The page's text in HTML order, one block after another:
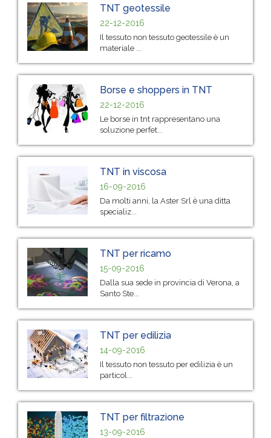
TNT geotessile
22-12-2016
Il tessuto non tessuto geotessile è un
materiale ...
Borse e shoppers in TNT
22-12-2016
Le borse in tnt rappresentano una
soluzione perfet...
TNT in viscosa
16-09-2016
Da molti anni, la Aster Srl è una ditta
specializ...
TNT per ricamo
15-09-2016
Dalla sua sede in provincia di Verona, a
Santo Ste...
TNT per edilizia
14-09-2016
Il tessuto non tessuto per edilizia è un
particol...
TNT per filtrazione
13-09-2016